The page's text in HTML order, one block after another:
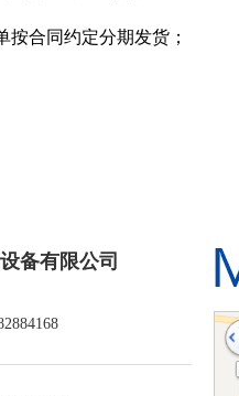
合同约定分期发货；
备有限公司